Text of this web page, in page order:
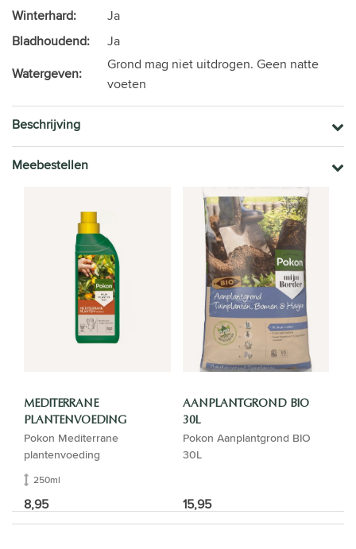
Winterhard:
Ja
Bladhoudend:
Ja
Watergeven:
Grond mag niet uitdrogen. Geen natte
voeten
Beschrijving
Meebestellen
MEDITERRANE
PLANTENVOEDING
Pokon Mediterrane
plantenvoeding
250ml
8,95
AANPLANTGROND BIO
30L
Pokon Aanplantgrond BIO
30L
15,95